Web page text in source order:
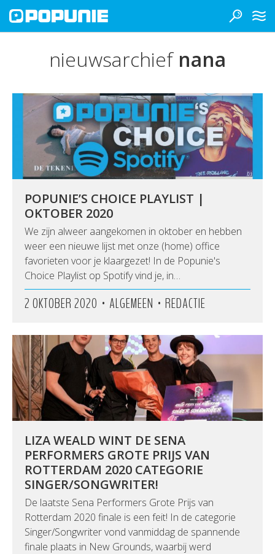
nieuwsarchief nana
POPUNIE’S CHOICE PLAYLIST |
OKTOBER 2020
We zijn alweer aangekomen in oktober en hebben
weer een nieuwe lijst met onze (home) office
favorieten voor je klaargezet! In de Popunie's
Choice Playlist op Spotify vind je, in…
2 OKTOBER 2020 • ALGEMEEN • REDACTIE
LIZA WEALD WINT DE SENA
PERFORMERS GROTE PRIJS VAN
ROTTERDAM 2020 CATEGORIE
SINGER/SONGWRITER!
De laatste Sena Performers Grote Prijs van
Rotterdam 2020 finale is een feit! In de categorie
Singer/Songwriter vond vanmiddag de spannende
finale plaats in New Grounds, waarbij werd